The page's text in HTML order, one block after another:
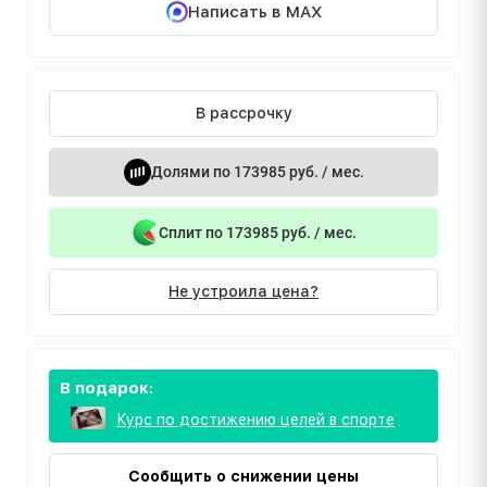
Написать в MAX
В рассрочку
Долями по 173985 руб. / мес.
Сплит по 173985 руб. / мес.
Не устроила цена?
В подарок:
Курс по достижению целей в спорте
Сообщить о снижении цены